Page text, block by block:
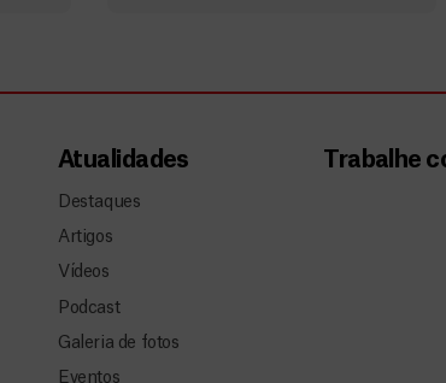
Atualidades
Destaques
Artigos
Vídeos
Podcast
Galeria de fotos
Eventos
Trabalhe